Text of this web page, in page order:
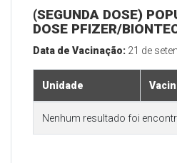
(SEGUNDA DOSE)
DOSE PFIZER/
Data de Vacinação: 21 de
Unidade
Nenhum resultado foi